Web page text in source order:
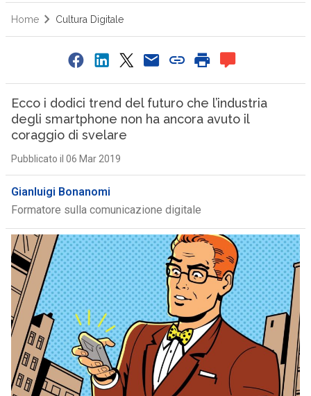
Home Cultura Digitale
Ecco i dodici trend del futuro che l’industria
degli smartphone non ha ancora avuto il
coraggio di svelare
Pubblicato il 06 Mar 2019
Gianluigi Bonanomi
Formatore sulla comunicazione digitale